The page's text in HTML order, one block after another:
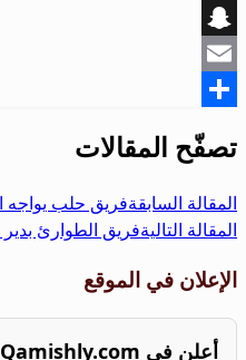
Viber
Snapchat
Email
تصفّح المقالات
المقالة السابقةفريق حلب يواجه
المقالة التاليةفريق الطوارئ
الإعلان في الموقع
أعلن في Qamishly.com